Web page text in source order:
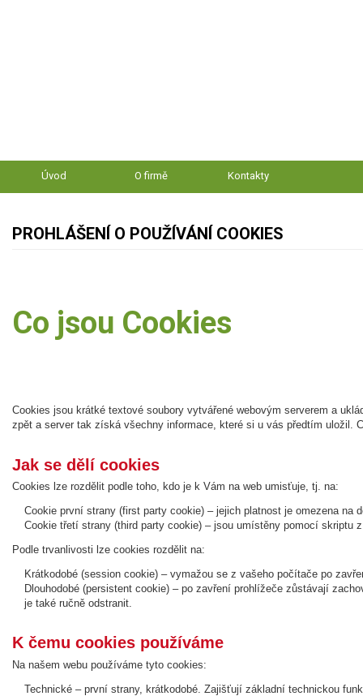
Úvod O firmě Kontakty
PROHLÁŠENÍ O POUŽÍVÁNÍ COOKIES
Co jsou Cookies
Cookies jsou krátké textové soubory vytvářené webovým serverem a
zpět a server tak získá všechny informace, které si u vás předtím uložil.
Jak se dělí cookies
Cookies lze rozdělit podle toho, kdo je k Vám na web umisťuje, tj. na:
Cookie první strany (first party cookie) – jejich platnost je omezena
Cookie třetí strany (third party cookie) – jsou umístěny pomocí skriptu
Podle trvanlivosti lze cookies rozdělit na:
Krátkodobé (session cookie) – vymažou se z vašeho počítače po
Dlouhodobé (persistent cookie) – po zavření prohlížeče zůstávají
je také ručně odstranit.
K čemu cookies používáme
Na našem webu používáme tyto cookies:
Technické – první strany, krátkodobé. Zajišťují základní technickou